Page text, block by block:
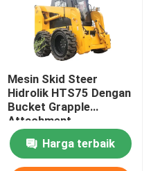
Mesin Skid Steer
Hidrolik HTS75 Dengan
Bucket Grapple
Attachment
Harga terbaik